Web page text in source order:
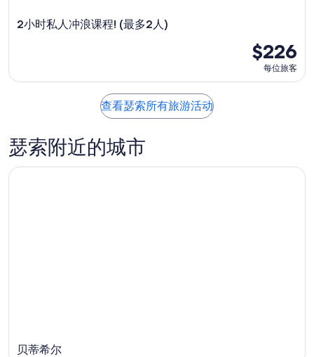
2小时私人冲浪课程! (最多2人)
$226
每位旅客
查看瑟索所有旅游活动
瑟索附近的城市
贝蒂希尔